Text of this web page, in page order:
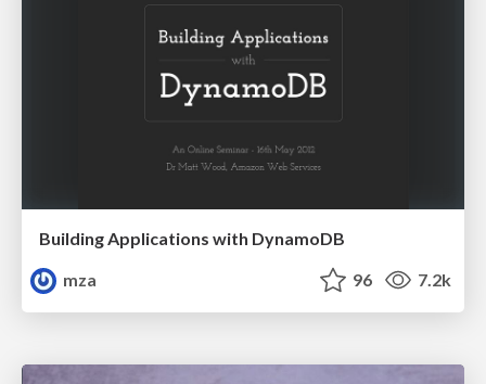
Building Applications with DynamoDB
mza
96 7.2k